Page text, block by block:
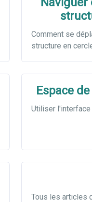
Comment se
structure en
Espace
Utiliser
Tous les articles